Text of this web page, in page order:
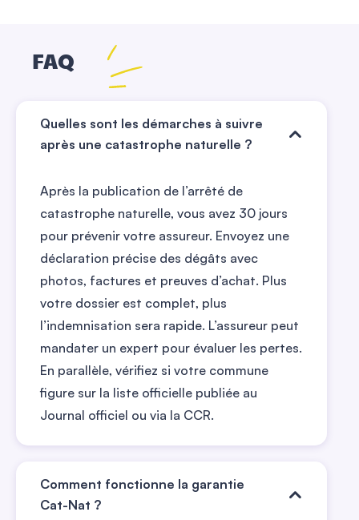
FAQ
Quelles sont les démarches à suivre
après une catastrophe naturelle ?
Après la publication de l’arrêté de
catastrophe naturelle, vous avez 30 jours
pour prévenir votre assureur. Envoyez une
déclaration précise des dégâts avec
photos, factures et preuves d’achat. Plus
votre dossier est complet, plus
l’indemnisation sera rapide. L’assureur peut
mandater un expert pour évaluer les pertes.
En parallèle, vérifiez si votre commune
figure sur la liste officielle publiée au
Journal officiel ou via la CCR.
Comment fonctionne la garantie
Cat-Nat ?